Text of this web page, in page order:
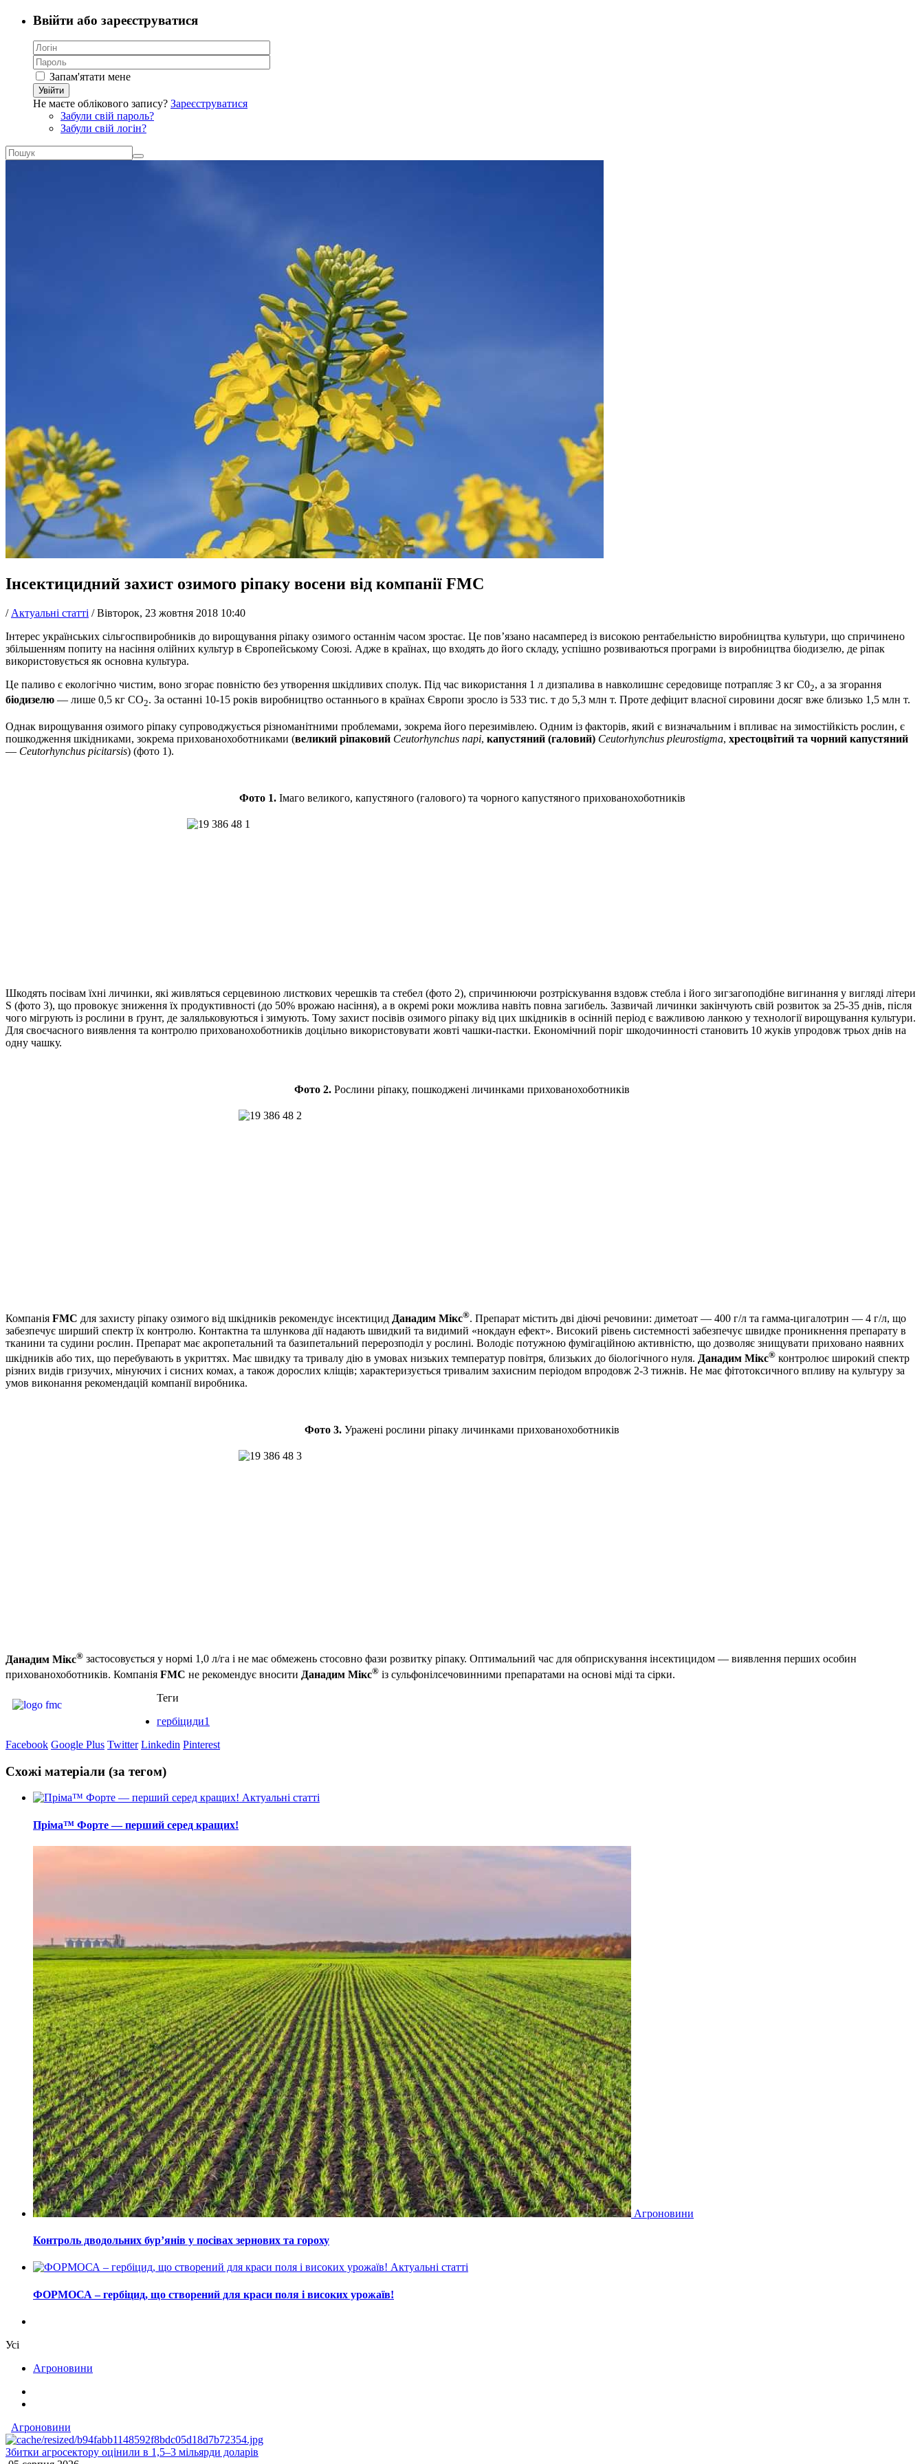
Ввійти або зареєструватися
Запам'ятати мене
Увійти
Не маєте облікового запису? Зареєструватися
Забули свій пароль?
Забули свій логін?
Інсектицидний захист озимого ріпаку восени від компанії FMC
/ Актуальні статті /Вівторок, 23 жовтня 2018 10:40
Інтерес українських сільгоспвиробників до вирощування ріпаку озимого останнім часом зростає. Це пов’язано насамперед із високою рентабельністю виробництва культури, що спричинено
збільшенням попиту на насіння олійних культур в Європейському Союзі. Адже в країнах, що входять до його складу, успішно розвиваються програми із виробництва біодизелю, де ріпак
використовує­ться як основна культура.
Це паливо є екологічно чистим, воно згорає повністю без утворення шкідливих сполук. Під час використання 1 л дизпалива в навколишнє середовище потрапляє 3 кг С02, а за згорання ­
біодизелю — лише 0,5 кг СО2. За останні 10-15 років виробництво останнього в країнах Європи зросло із 533 тис. т до 5,3 млн т. Проте дефіцит власної сировини досяг вже близько 1,5 млн т.
Однак вирощування озимого ріпаку супроводжується різноманітними проблемами, зокрема його перезимівлею. Одним із факторів, який є визначальним і впливає на зимостійкість рослин, є
пошкодження шкідниками, зокрема прихованохоботниками (великий ріпаковий Ceutorhynchus napi, капустяний (галовий) Ceutorhynchus pleurostigma, хрестоцвітий та чорний капустяний
— Ceutorhynchus picitarsis) (фото 1).
Фото 1.Імаго великого, капустяного (галового) та чорного капустяного прихованохоботників
Шкодять посівам їхні личинки, які живляться серцевиною листкових черешків та стебел (фото 2), спричинюючи розтріскування вздовж стебла і його зигзагоподібне вигинання у вигляді літери
S (фото 3), що провокує зниження їх продуктивності (до 50% врожаю насіння), а в окремі роки можлива навіть повна загибель. Зазвичай личинки закінчують свій розвиток за 25-35 днів, після
чого мігрують із рослини в ґрунт, де заляльковуються і зимують. Тому захист посівів озимого ріпаку від цих шкідників в осінній період є важливою ланкою у технології вирощування культури.
Для своєчасного виявлення та контролю прихованохоботників доцільно використовувати жовті чашки-пастки. Економічний поріг шкодочинності становить 10 жуків упродовж трьох днів на
одну чашку.
Фото 2. Рослини ріпаку, пошкоджені личинками прихованохоботників
Компанія FMC для захисту ріпаку озимого від шкідників рекомендує інсектицид Данадим Мікс®. Препарат містить дві діючі речовини: диметоат — 400 г/л та гамма-цигалотрин — 4 г/л, що
забезпечує ширший спектр їх контролю. Контактна та шлункова дії надають швидкий та видимий «нокдаун ефект». Високий рівень системності забезпечує швидке проникнення препарату в
тканини та судини рослин. Препарат має акропетальний та базипетальний перерозподіл у рослині. Володіє потужною фумігаційною активністю, що дозволяє знищувати приховано наявних
шкідників або тих, що перебувають в укриттях. Має швидку та тривалу дію в умовах низьких температур повітря, близьких до біологічного нуля. Данадим Мікс® контролює широкий спектр
різних видів гризучих, мінуючих і сисних комах, а також дорослих кліщів; характеризується тривалим захисним періодом впродовж 2-3 тижнів. Не має фітотоксичного впливу на культуру за
умов виконання рекомендацій компанії виробника.
Фото 3. Уражені рослини ріпаку личинками прихованохоботників
Данадим Мікс® застосовується у нормі 1,0 л/га і не має обмежень стосовно фази розвитку ріпаку. Оптимальний час для обприскування інсектицидом — виявлення перших особин
прихованохоботників. Компанія FMC не рекомендує вносити Данадим Мікс® із сульфонілсечовинними препаратами на основі міді та сірки.
Теги
гербіциди1
Facebook Google Plus Twitter Linkedin Pinterest
Схожі матеріали (за тегом)
Актуальні статті
Пріма™ Форте — перший серед кращих!
Агроновини
Контроль дводольних бур’янів у посівах зернових та гороху
Актуальні статті
ФОРМОСА – гербіцид, що створений для краси поля і високих урожаїв!
Усі
Агроновини
Агроновини
Збитки агросектору оцінили в 1,5–3 мільярди доларів